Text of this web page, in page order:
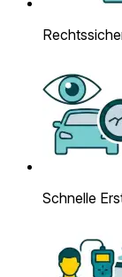
Schnelle